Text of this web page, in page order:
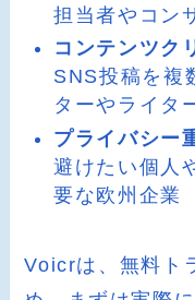
担当者やコン
コンテンツク
SNS投稿を複
ターやライタ
プライバシー
避けたい個人
要な欧州企業
Voicrは、無料ト